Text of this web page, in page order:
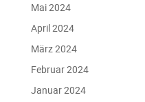
Mai 2024
April 2024
März 2024
Februar 2024
Januar 2024